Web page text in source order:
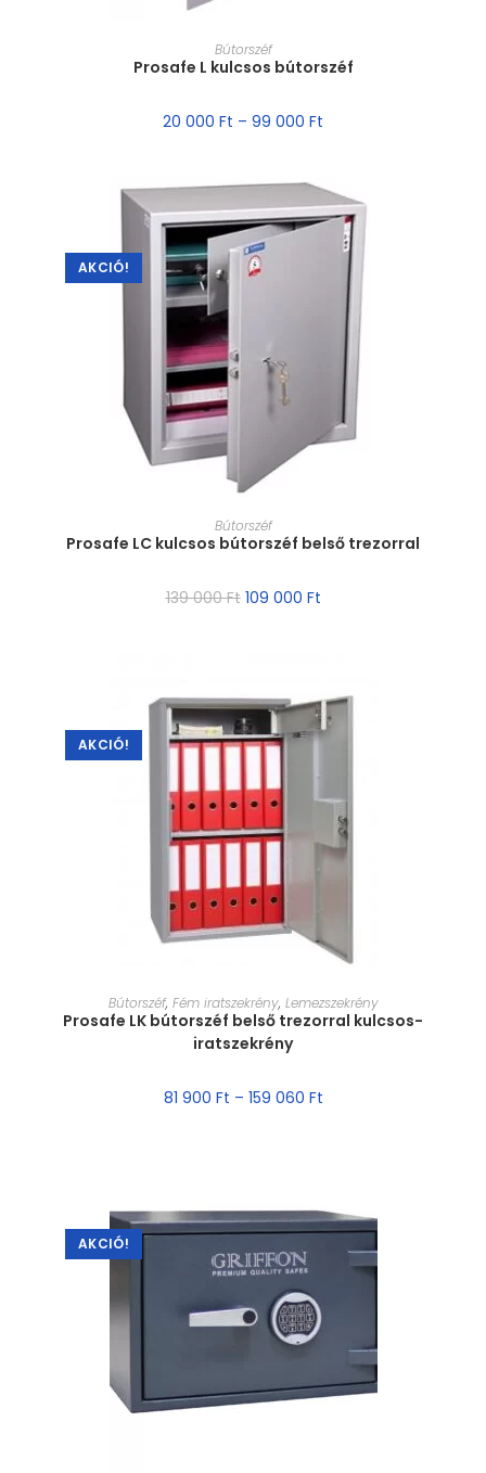
MÉRET VÁLASZTÁSA
Bútorszéf
Prosafe L kulcsos bútorszéf
20 000 Ft – 99 000 Ft
AKCIÓ!
MÉRET VÁLASZTÁSA
Bútorszéf
Prosafe LC kulcsos bútorszéf belső trezorral
139 000Ft 109 000 Ft
AKCIÓ!
MÉRET VÁLASZTÁSA
Bútorszéf, Fém iratszekrény, Lemezszekrény
Prosafe LK bútorszéf belső trezorral kulcsos-
iratszekrény
81 900 Ft – 159 060 Ft
AKCIÓ!